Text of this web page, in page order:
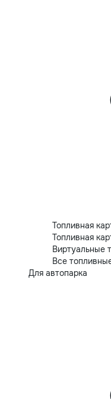
Топливная
Топливная
Виртуальные
Все
Для автопарка